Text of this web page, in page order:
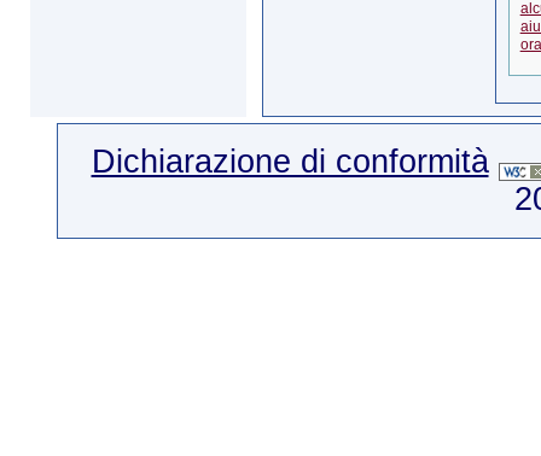
Dichiarazione di conformità